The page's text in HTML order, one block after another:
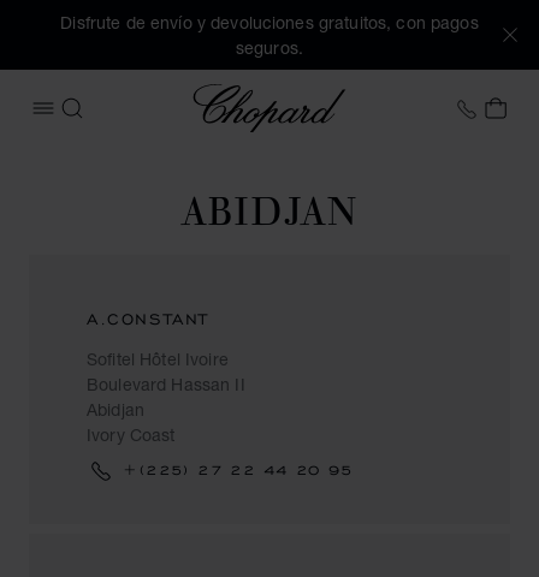
Disfrute de envío y devoluciones gratuitos, con pagos
seguros.
ABRIR MENÚ
BUSCAR
Chopard +34
MI
ABIDJAN
A.CONSTANT
Sofitel Hôtel Ivoire
Boulevard Hassan II
Abidjan
Ivory Coast
+(225) 27 22 44 20 95